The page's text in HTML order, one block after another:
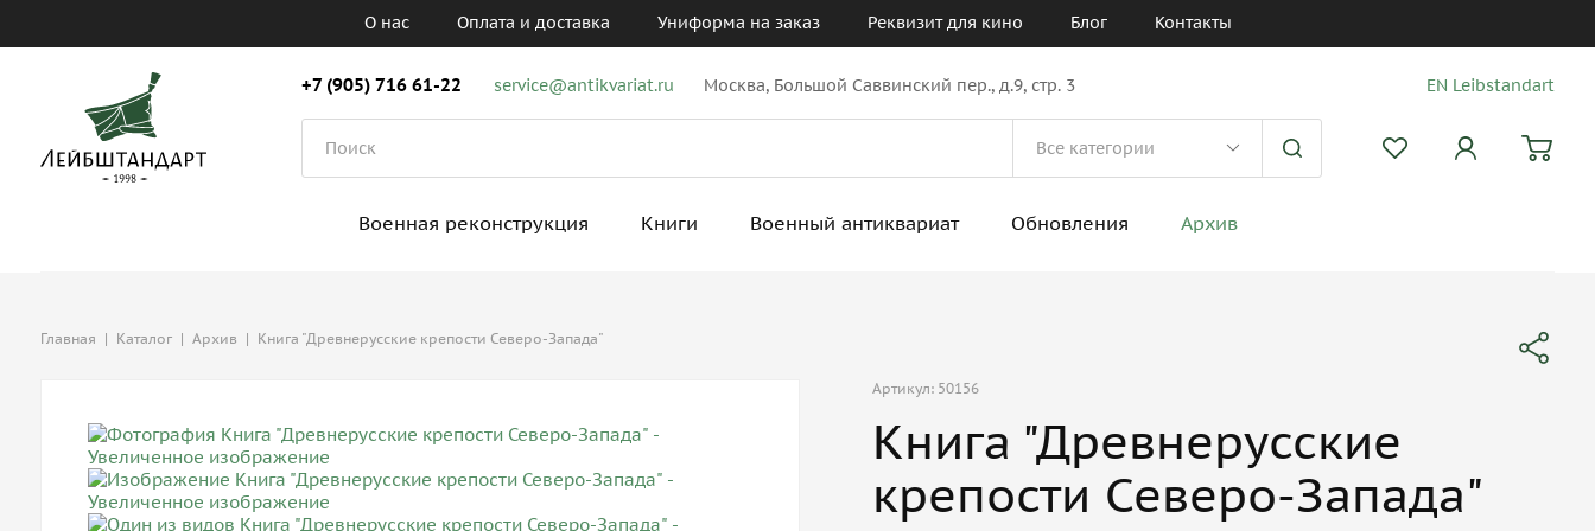
О нас Оплата и доставка Униформа на заказ Реквизит для кино Блог Контакты
+7 (905) 716 61-22 service@antikvariat.ru Москва, Большой Саввинский пер., д.9, стр. 3 EN Leibstandart
Военная реконструкция Книги Военный антиквариат Обновления Архив
Главная | Каталог | Архив | Книга "Древнерусские крепости Северо-Запада"
Артикул: 50156
Книга "Древнерусские
крепости Северо-Запада"